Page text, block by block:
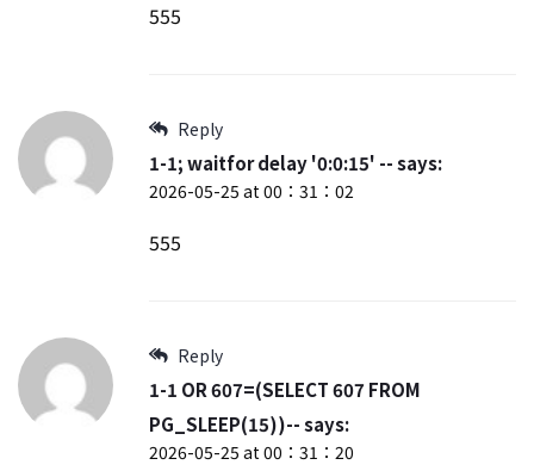
555
Reply
1-1; waitfor delay '0:0:15' --says:
2026-05-25 at 00：31：02
555
Reply
1-1 OR 607=(SELECT 607 FROM
PG_SLEEP(15))--says:
2026-05-25 at 00：31：20